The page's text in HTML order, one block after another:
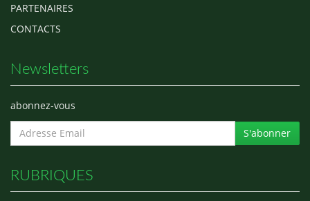
PARTENAIRES
CONTACTS
Newsletters
abonnez-vous
S'abonner
RUBRIQUES